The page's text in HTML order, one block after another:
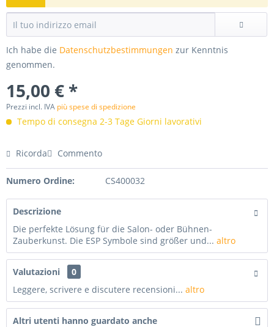
Ich habe die Datenschutzbestimmungen zur Kenntnis
genommen.
15,00 € *
Prezzi incl. IVA più spese di spedizione
Tempo di consegna 2-3 Tage Giorni lavorativi
Ricorda Commento
Numero Ordine: CS400032
Descrizione
Die perfekte Lösung für die Salon- oder Bühnen-
Zauberkunst. Die ESP Symbole sind größer und... altro
Valutazioni
0
Leggere, scrivere e discutere recensioni... altro
Altri utenti hanno guardato anche